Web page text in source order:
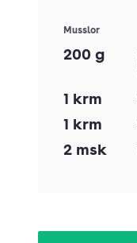
Musslor
200 g
1 krm
1 krm
2 msk